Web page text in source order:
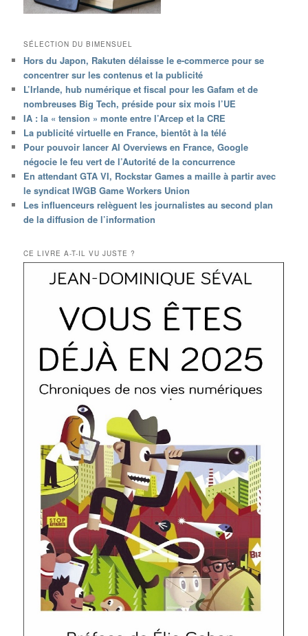
SÉLECTION DU BIMENSUEL
Hors du Japon, Rakuten délaisse le e-commerce pour se
concentrer sur les contenus et la publicité
L’Irlande, hub numérique et fiscal pour les Gafam et de
nombreuses Big Tech, préside pour six mois l’UE
IA : la « tension » monte entre l’Arcep et la CRE
La publicité virtuelle en France, bientôt à la télé
Pour pouvoir lancer AI Overviews en France, Google
négocie le feu vert de l’Autorité de la concurrence
En attendant GTA VI, Rockstar Games a maille à partir avec
le syndicat IWGB Game Workers Union
Les influenceurs relèguent les journalistes au second plan
de la diffusion de l’information
CE LIVRE A-T-IL VU JUSTE ?